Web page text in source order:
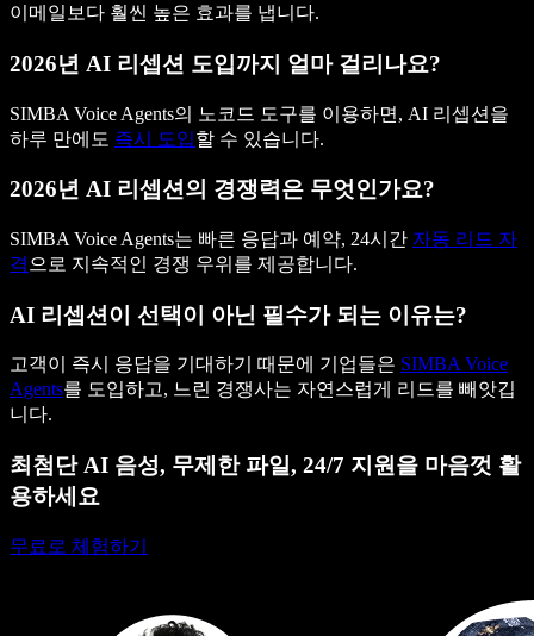
이메일보다 훨씬 높은 효과를 냅니다.
2026년 AI 리셉션 도입까지 얼마 걸리나요?
SIMBA Voice Agents의 노코드 도구를 이용하면, AI 리셉션을
하루 만에도 즉시 도입할 수 있습니다.
2026년 AI 리셉션의 경쟁력은 무엇인가요?
SIMBA Voice Agents는 빠른 응답과 예약, 24시간 자동 리드 자
격 으로 지속적인 경쟁 우위를 제공합니다.
AI 리셉션이 선택이 아닌 필수가 되는 이유는?
고객이 즉시 응답을 기대하기 때문에 기업들은 SIMBA Voice
Agents를 도입하고, 느린 경쟁사는 자연스럽게 리드를 빼앗깁
니다.
최첨단 AI 음성, 무제한 파일, 24/7 지원을 마음껏 활
용하세요
무료로 체험하기